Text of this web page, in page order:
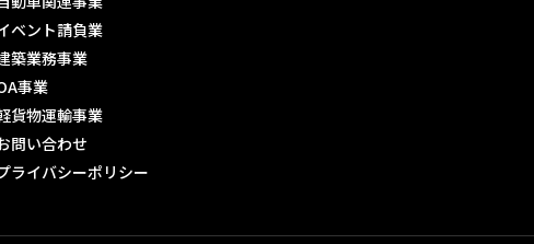
ベント請負業
築業務事業
事業
貨物運輸事業
問い合わせ
ライバシーポリシー